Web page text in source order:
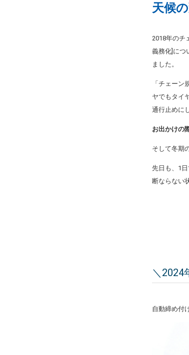
天候
2018年のチ
義務化]につ
ました。
「チェー
ヤでもタイ
通行止めに
お出かけの
そして冬期
先日も、1
断ならない
＼2024
自動締め付